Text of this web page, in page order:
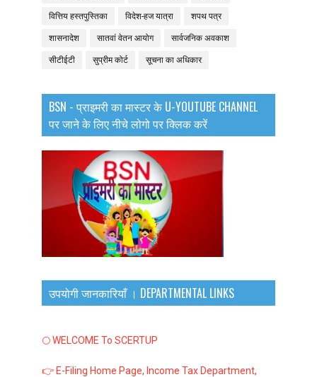
वित्तिय हस्तपुस्तिका विदेश-हज यात्रा शपथ पत्र
शासनादेश सातवां वेतन आयोग सार्वजनिक अवकाश
सीटीईटी सुप्रीम कोर्ट सूचना का अधिकार
BSN - प्राइमरी का मास्टर के U-YOUTUBE CHANNEL
पर जाने के लिए नीचे लोगो पर क्लिक करें
उपयोगी जानकारियाँ । DEPARTMENTAL LINKS
🌕 WELCOME To SCERTUP
👉 E-Filing Home Page, Income Tax Department,